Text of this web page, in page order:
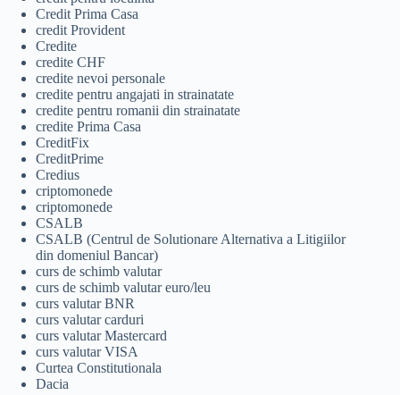
Credit Prima Casa
credit Provident
Credite
credite CHF
credite nevoi personale
credite pentru angajati in strainatate
credite pentru romanii din strainatate
credite Prima Casa
CreditFix
CreditPrime
Credius
criptomonede
criptomonede
CSALB
CSALB (Centrul de Solutionare Alternativa a Litigiilor
din domeniul Bancar)
curs de schimb valutar
curs de schimb valutar euro/leu
curs valutar BNR
curs valutar carduri
curs valutar Mastercard
curs valutar VISA
Curtea Constitutionala
Dacia